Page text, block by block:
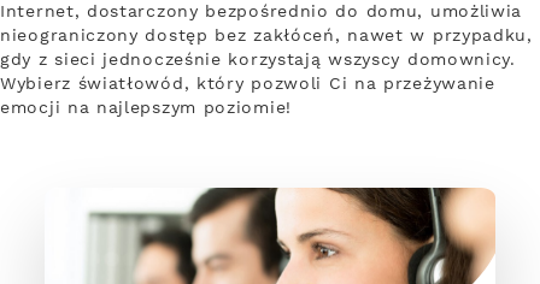
Internet, dostarczony bezpośrednio do domu, umożliwia
nieograniczony dostęp bez zakłóceń, nawet w przypadku,
gdy z sieci jednocześnie korzystają wszyscy domownicy.
Wybierz światłowód, który pozwoli Ci na przeżywanie
emocji na najlepszym poziomie!